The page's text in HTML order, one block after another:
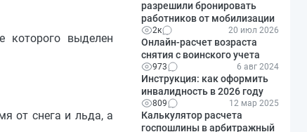
которого выделен
от снега и льда, а
разрешили бронировать
работников от мобилизации
2к 20 июл 2026
Онлайн-расчет возраста
снятия с воинского учета
973 6 авг 2024
Инструкция: как оформить
инвалидность в 2026 году
809 12 мар 2025
Калькулятор расчета
госпошлины в арбитражный